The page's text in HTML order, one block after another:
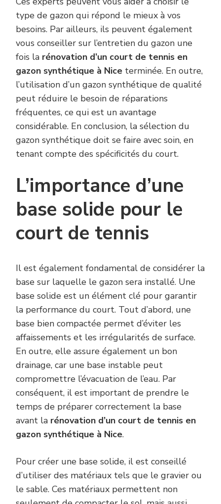
type de gazon qui répond le mieux à vos
besoins. Par ailleurs, ils peuvent également
vous conseiller sur l’entretien du gazon une
fois la rénovation d’un court de tennis en
gazon synthétique à Nice terminée. En outre,
l’utilisation d’un gazon synthétique de qualité
peut réduire le besoin de réparations
fréquentes, ce qui est un avantage
considérable. En conclusion, la sélection du
gazon synthétique doit se faire avec soin, en
tenant compte des spécificités du court.
L’importance d’une
base solide pour le
court de tennis
Il est également fondamental de considérer la
base sur laquelle le gazon sera installé. Une
base solide est un élément clé pour garantir
la performance du court. Tout d’abord, une
base bien compactée permet d’éviter les
affaissements et les irrégularités de surface.
En outre, elle assure également un bon
drainage, car une base instable peut
compromettre l’évacuation de l’eau. Par
conséquent, il est important de prendre le
temps de préparer correctement la base
avant la rénovation d’un court de tennis en
gazon synthétique à Nice.
Pour créer une base solide, il est conseillé
d’utiliser des matériaux tels que le gravier ou
le sable. Ces matériaux permettent non